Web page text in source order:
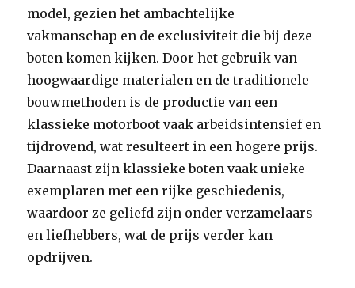
model, gezien het ambachtelijke
vakmanschap en de exclusiviteit die bij deze
boten komen kijken. Door het gebruik van
hoogwaardige materialen en de traditionele
bouwmethoden is de productie van een
klassieke motorboot vaak arbeidsintensief en
tijdrovend, wat resulteert in een hogere prijs.
Daarnaast zijn klassieke boten vaak unieke
exemplaren met een rijke geschiedenis,
waardoor ze geliefd zijn onder verzamelaars
en liefhebbers, wat de prijs verder kan
opdrijven.